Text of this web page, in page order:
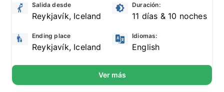
Salida desde
Reykjavík, Iceland
Duración:
11 días & 10 noches
Ending place
Reykjavík, Iceland
Idiomas:
English
Ver más